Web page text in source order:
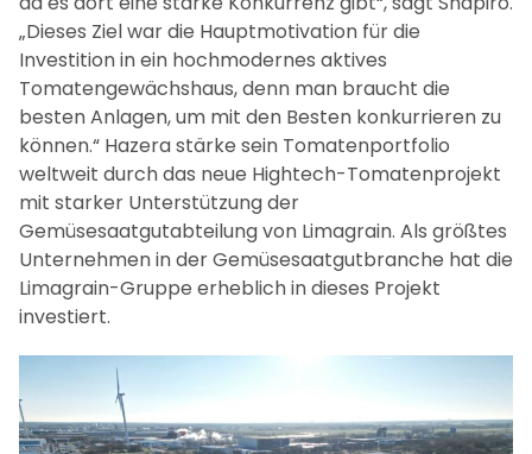
„Dieses Ziel war die Hauptmotivation für die
Investition in ein hochmodernes aktives
Tomatengewächshaus, denn man braucht die
besten Anlagen, um mit den Besten konkurrieren zu
können.“ Hazera stärke sein Tomatenportfolio
weltweit durch das neue Hightech-Tomatenprojekt
mit starker Unterstützung der
Gemüsesaatgutabteilung von Limagrain. Als größtes
Unternehmen in der Gemüsesaatgutbranche hat die
Limagrain-Gruppe erheblich in dieses Projekt
investiert.